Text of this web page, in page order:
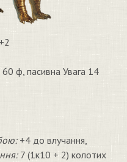
60 ф, пасивна Увага 14
+4 до влучання,
7 (1к10 + 2) колотих